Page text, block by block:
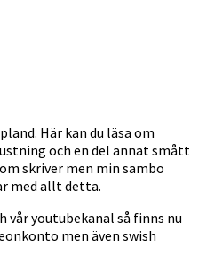
Här kan du läsa om
och en del annat smått
skriver men min sambo
med allt detta.
vår youtubekanal så finns nu
men även swish